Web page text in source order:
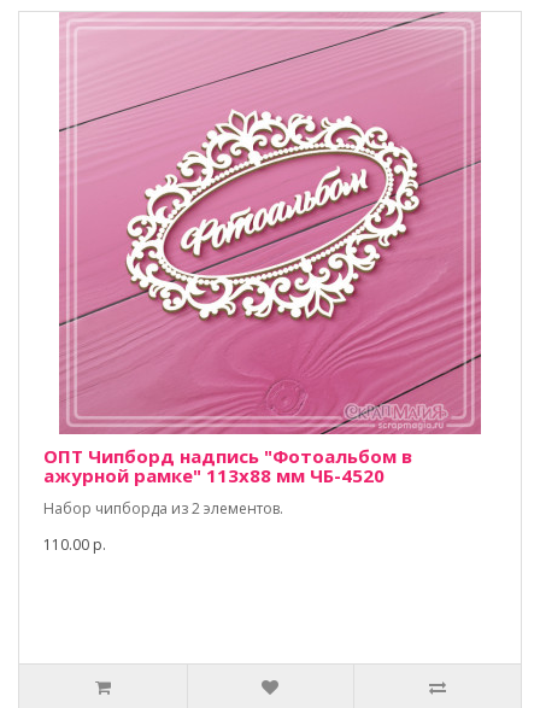
ОПТ Чипборд надпись "Фотоальбом в
ажурной рамке" 113х88 мм ЧБ-4520
Набор чипборда из 2 элементов.
110.00 р.